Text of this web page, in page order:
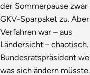
der Sommerpause zwar
GKV-Sparpaket zu.
Verfahren war – aus
Ländersicht – chaotisch.
Bundesratspräsident
was sich ändern müsste.